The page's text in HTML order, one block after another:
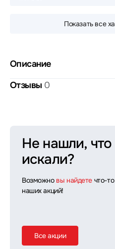
Показать все
Описание
Отзывы 0
Не нашли, что
искали?
Возможно вы найдете что-
наших акций!
Все акции